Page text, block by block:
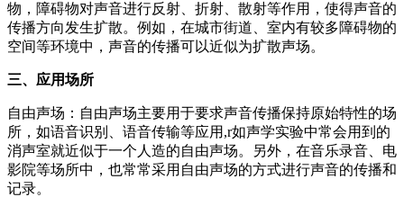
物，障碍物对声音进行反射、折射、散射等作用，使得声音的
传播方向发生扩散。例如，在城市街道、室内有较多障碍物的
空间等环境中，声音的传播可以近似为扩散声场。
三、应用场所
自由声场：自由声场主要用于要求声音传播保持原始特性的场
所，如语音识别、语音传输等应用,r如声学实验中常会用到的
消声室就近似于一个人造的自由声场。另外，在音乐录音、电
影院等场所中，也常常采用自由声场的方式进行声音的传播和
记录。